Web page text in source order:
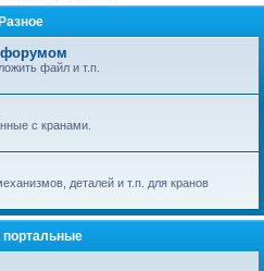
с
Разное
форумом
файл и т.п.
с кранами.
деталей и т.п. для кранов
портальные